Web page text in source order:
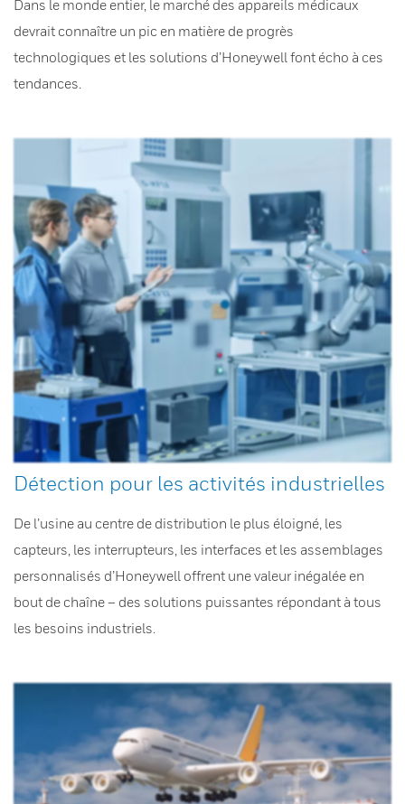
Dans le monde entier, le marché des appareils médicaux
devrait connaître un pic en matière de progrès
technologiques et les solutions d’Honeywell font écho à ces
tendances.
Détection pour les activités industrielles
De l’usine au centre de distribution le plus éloigné, les
capteurs, les interrupteurs, les interfaces et les assemblages
personnalisés d’Honeywell offrent une valeur inégalée en
bout de chaîne – des solutions puissantes répondant à tous
les besoins industriels.